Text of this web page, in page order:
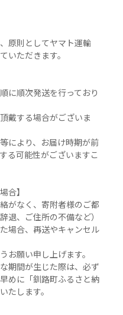
原則としてヤマト運輸
いただきます。
に順次発送を行っており
戴する場合がございま
により、お届け時期が前
る可能性がございますこ
合】
がなく、寄附者様のご都
退、ご住所の不備など）
場合、再送やキャンセル
お願い申し上げます。
期間が生じた際は、必ず
めに「釧路町ふるさと納
たします。